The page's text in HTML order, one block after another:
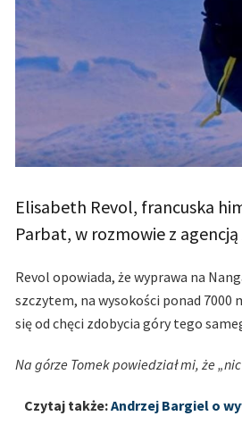
Elisabeth Revol, francuska
Parbat, w rozmowie z
Revol opowiada, że wyprawa na
szczytem, na wysokości ponad
się od chęci zdobycia góry tego
Na górze Tomek powiedział mi, że
Czytaj także:Andrzej Bargiel o